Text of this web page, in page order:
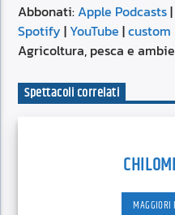
YouTube
LINK
Abbonati:Apple Podcasts
Spotify | YouTube |custom
Agricoltura, pesca e
Spettacoli correlati